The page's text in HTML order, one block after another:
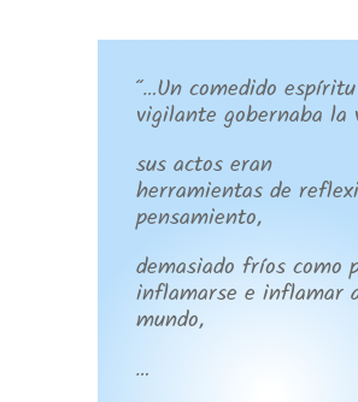
“…Un comedido espíritu
vigilante gobernaba la
sus actos eran
herramientas de
pensamiento,
demasiado fríos como
inflamarse e inflamar
mundo,
…